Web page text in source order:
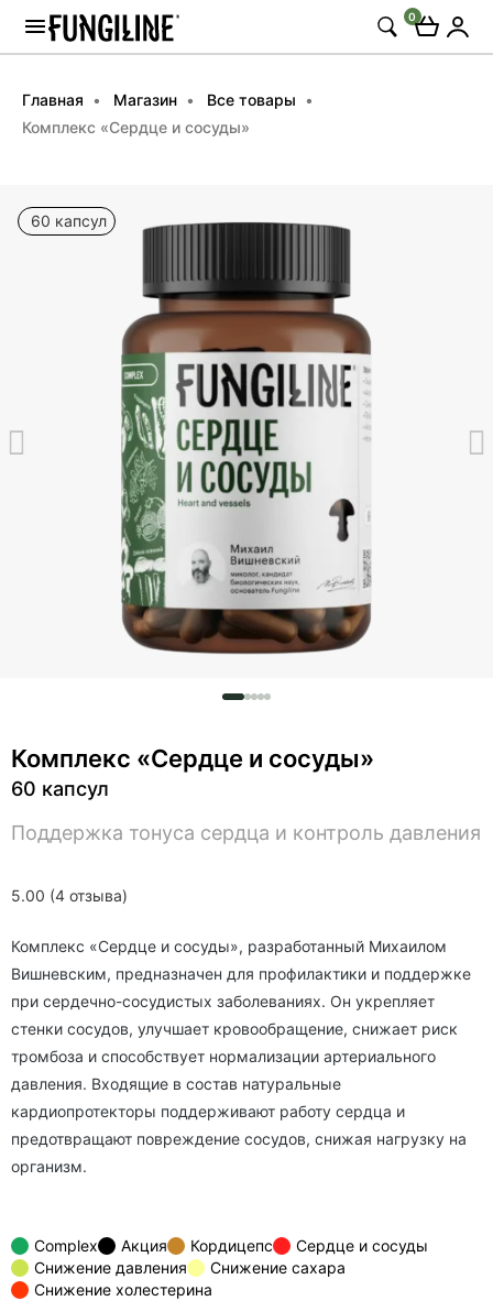
0
Главная Магазин
Все товары
Комплекс «Сердце и сосуды»
60 капсул
5.00 (4 отзыва)
Комплекс «Сердце и сосуды»
60 капсул
Поддержка тонуса сердца и контроль давления
Комплекс «Сердце и сосуды», разработанный Михаилом
Вишневским, предназначен для профилактики и поддержке
при сердечно-сосудистых заболеваниях. Он укрепляет
стенки сосудов, улучшает кровообращение, снижает риск
тромбоза и способствует нормализации артериального
давления. Входящие в состав натуральные
кардиопротекторы поддерживают работу сердца и
предотвращают повреждение сосудов, снижая нагрузку на
организм.
Complex Акция Кордицепс
Сердце и сосуды
Снижение давления
Снижение сахара
Снижение холестерина